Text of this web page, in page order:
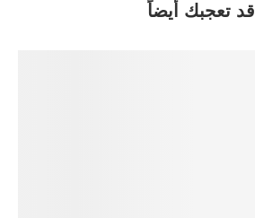
قد تعجبك أيضاً